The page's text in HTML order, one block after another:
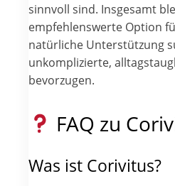
sinnvoll sind. Insgesamt
empfehlenswerte Option
natürliche Unterstützung
unkomplizierte,
bevorzugen.
FAQ zu
Was ist Corivitus?